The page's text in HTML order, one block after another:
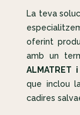
La teva
oferint
amb un
ALMATRET
que inclou
cadires